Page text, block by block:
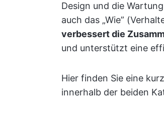
Design und die
auch das „Wie”
verbessert die
und unterstützt eine
Hier finden Sie eine
innerhalb der beiden